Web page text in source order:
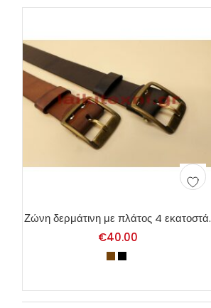
Ζώνη δερμάτινη με πλάτος 4 εκατοστά.
€40.00